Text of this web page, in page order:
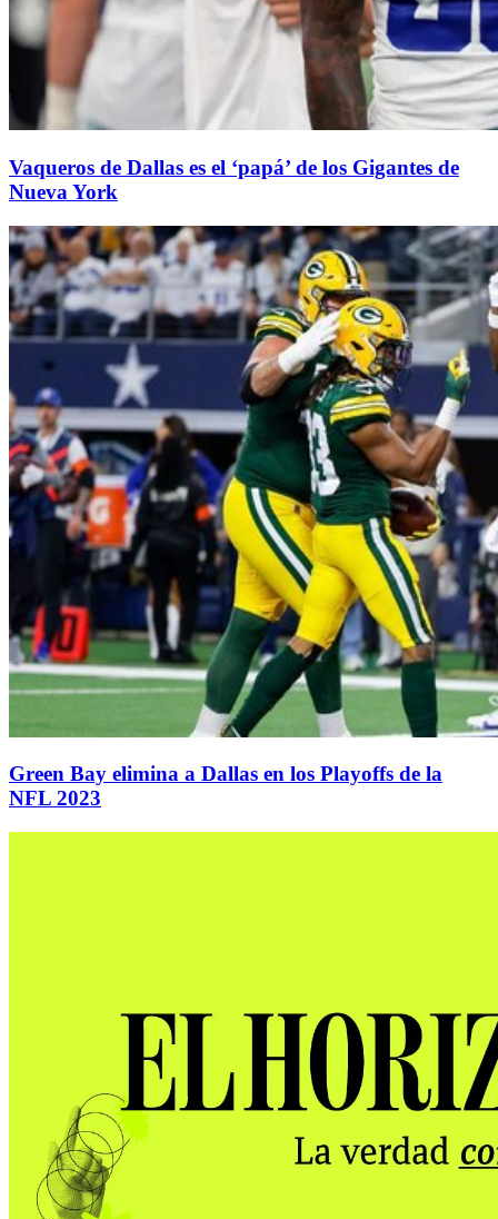
Vaqueros de Dallas es el ‘papá’ de los Gigantes de
Nueva York
Green Bay elimina a Dallas en los Playoffs de la
NFL 2023